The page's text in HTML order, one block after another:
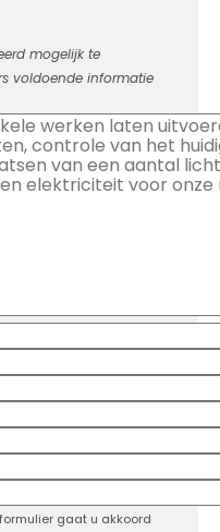
mogelijk te
voldoende informatie
gaat u akkoord